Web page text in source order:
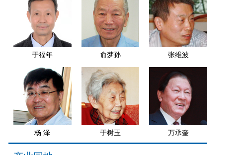
于福年 俞梦孙 张维波
杨 泽 于树玉 万承奎